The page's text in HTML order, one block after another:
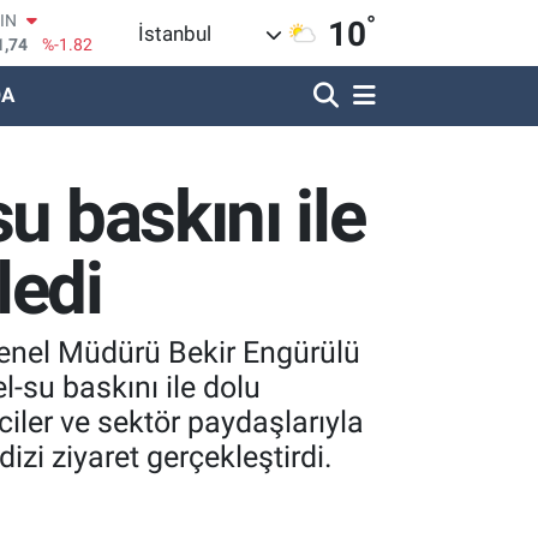
%0.02
%0.19
%0
İstanbul 10°
baskını ile
Müdürü Bekir Engürülü
baskını ile dolu
ve sektör paydaşlarıyla
ziyaret gerçekleştirdi.